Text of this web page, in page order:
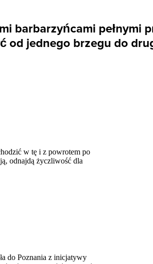
barbarzyńcami pełnymi
od jednego brzegu do
w tę i z powrotem po
odnajdą życzliwość dla
do Poznania z inicjatywy